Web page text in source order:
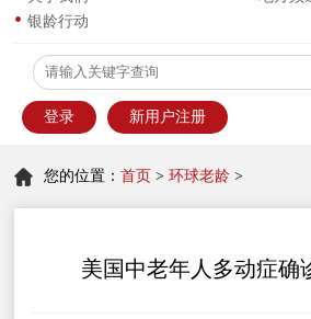
为老服务
银龄行动
登录 新用户注册
您的位置：首页 >环球老龄 >
美国中老年人多动症确